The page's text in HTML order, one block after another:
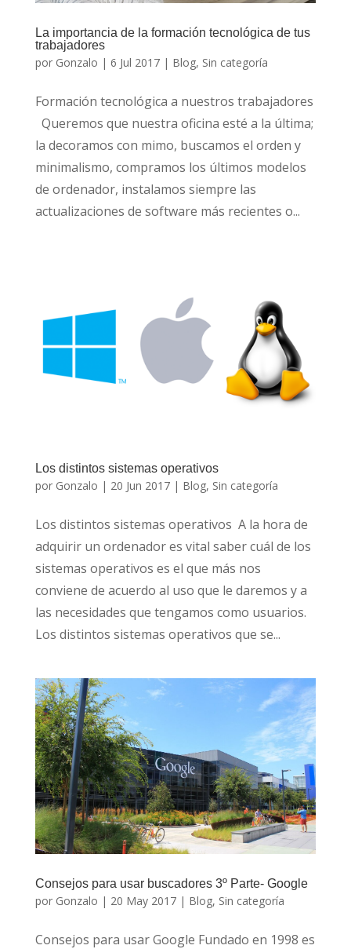
La importancia de la formación tecnológica de tus
trabajadores
por Gonzalo | 6 Jul 2017| Blog, Sin categoría
Formación tecnológica a nuestros trabajadores
Queremos que nuestra oficina esté a la última;
la decoramos con mimo, buscamos el orden y
minimalismo, compramos los últimos modelos
de ordenador, instalamos siempre las
actualizaciones de software más recientes o...
Los distintos sistemas operativos
por Gonzalo | 20 Jun 2017| Blog, Sin categoría
Los distintos sistemas operativos A la hora de
adquirir un ordenador es vital saber cuál de los
sistemas operativos es el que más nos
conviene de acuerdo al uso que le daremos y a
las necesidades que tengamos como usuarios.
Los distintos sistemas operativos que se...
Consejos para usar buscadores 3º Parte- Google
por Gonzalo | 20 May 2017| Blog, Sin categoría
Consejos para usar Google Fundado en 1998 es